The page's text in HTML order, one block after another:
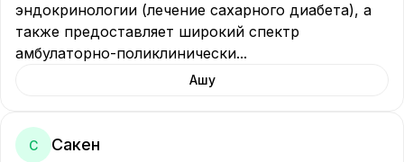
эндокринологии (лечение сахарного диабета), а
также предоставляет широкий спектр
амбулаторно-поликлинически...
Ашу
С Сакен